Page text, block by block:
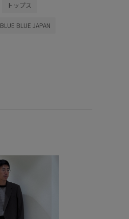
トップス
BLUE BLUE JAPAN